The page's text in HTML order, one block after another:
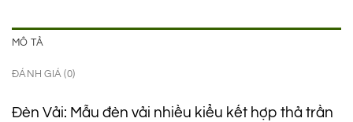
MÔ TẢ
ĐÁNH GIÁ (0)
Đèn Vải: Mẫu đèn vải nhiều kiểu kết hợp thả trần